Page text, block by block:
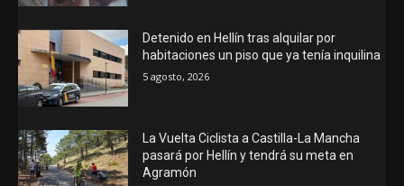
Detenido en Hellín tras alquilar por
habitaciones un piso que ya tenía inquilina
5 agosto, 2026
La Vuelta Ciclista a Castilla-La Mancha
pasará por Hellín y tendrá su meta en
Agramón